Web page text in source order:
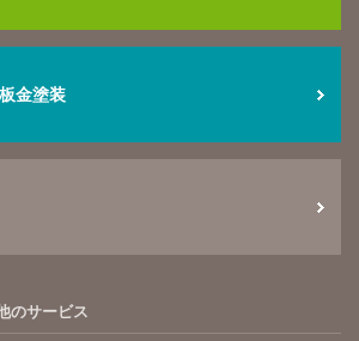
金塗装
のサービス